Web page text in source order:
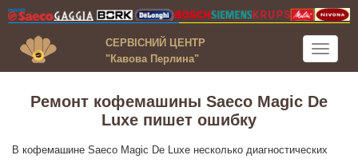
Toggle
СЕРВІСНИЙ ЦЕНТР
"Кавова Перлина"
Ремонт кофемашины Saeco Magic De
Luxe пишет ошибку
В кофемашине Saeco Magic De Luxe несколько диагностических